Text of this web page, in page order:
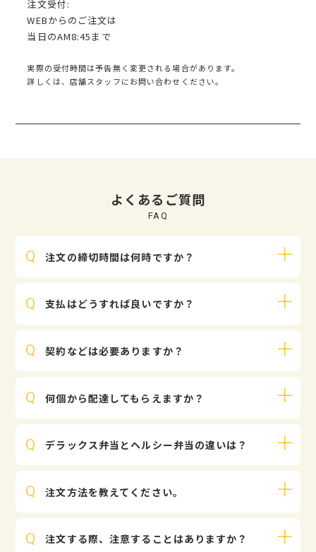
注文受付:
WEBからのご注文は
当日のAM8:45まで
実際の受付時間は予告無く変更される場合があります。
詳しくは、店舗スタッフにお問い合わせください。
よくあるご質問
注文の締切時間は何時ですか？
WEBからのご注文は 当日のAM8:45まで 承っておりま
す。当日のご注文は売り切れとなる場合がございます
ます。詳しくは、店舗スタッフにお問い合わせくださ
支払はどうすれば良いですか？
その場でお支払いいただくこともできます。
契約などは必要ありますか？
WEBからのご注文には、配達可能エリアかどうかなど
の確認のため、注文サイトへのご利用登録（無料）を
何個から配達してもらえますか？
お気軽にご注文ください。
デラックス弁当とヘルシー弁当の違いは？
り、ヘルシー弁当は量が抑えめなので健康志向の方に
ヘルシー弁当 約550kcalです。
注文方法を教えてください。
でも承っております。→注文サイト
注文する際、注意することはありますか？